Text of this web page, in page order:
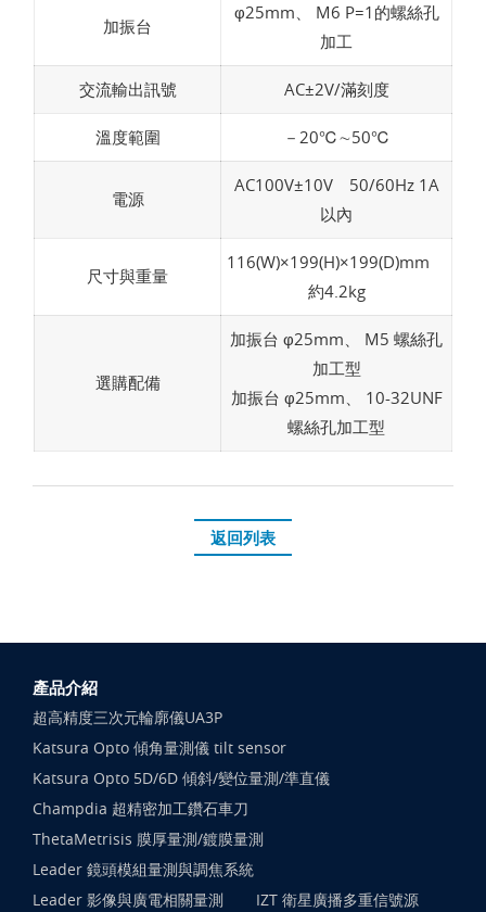
加振台
φ25mm、 M6 P=1的螺絲孔
加工
交流輸出訊號 AC±2V/滿刻度
溫度範圍 －20℃∼50℃
電源
AC100V±10V 50/60Hz 1A
以內
尺寸與重量
116(W)×199(H)×199(D)mm
約4.2kg
選購配備
加振台 φ25mm、 M5 螺絲孔
加工型
加振台 φ25mm、 10-32UNF
螺絲孔加工型
返回列表
產品介紹
超高精度三次元輪廓儀UA3P
Katsura Opto 傾角量測儀 tilt sensor
Katsura Opto 5D/6D 傾斜/變位量測/準直儀
Champdia 超精密加工鑽石車刀
ThetaMetrisis 膜厚量測/鍍膜量測
Leader 鏡頭模組量測與調焦系統
Leader 影像與廣電相關量測
IZT 衛星廣播多重信號源